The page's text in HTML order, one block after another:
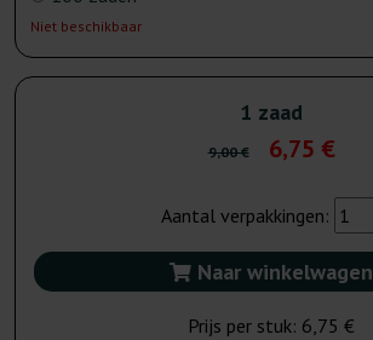
Niet beschikbaar
1 zaad
9,00 € 6,75 €
Aantal verpakkingen:
Naar winkelwagen
Prijs per stuk: 6,75 €